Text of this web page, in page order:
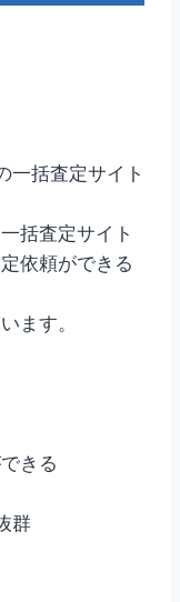
一括査定サイト
括査定サイト
依頼ができる
ます。
きる
群